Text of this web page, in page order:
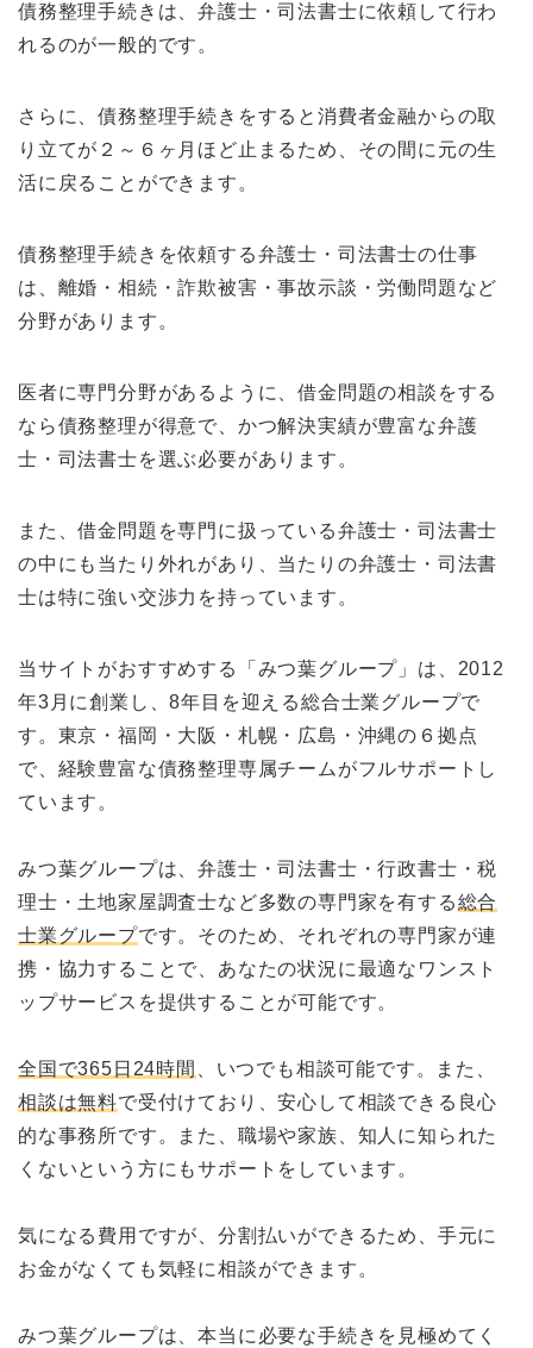
債務整理手続きは、弁護士・司法書士に依頼して行わ
れるのが一般的です。
さらに、債務整理手続きをすると消費者金融からの取
り立てが２～６ヶ月ほど止まるため、その間に元の生
活に戻ることができます。
債務整理手続きを依頼する弁護士・司法書士の仕事
は、離婚・相続・詐欺被害・事故示談・労働問題など
分野があります。
医者に専門分野があるように、借金問題の相談をする
なら債務整理が得意で、かつ解決実績が豊富な弁護
士・司法書士を選ぶ必要があります。
また、借金問題を専門に扱っている弁護士・司法書士
の中にも当たり外れがあり、当たりの弁護士・司法書
士は特に強い交渉力を持っています。
当サイトがおすすめする「みつ葉グループ」は、2012
年3月に創業し、8年目を迎える総合士業グループで
す。東京・福岡・大阪・札幌・広島・沖縄の６拠点
で、経験豊富な債務整理専属チームがフルサポートし
ています。
みつ葉グループは、弁護士・司法書士・行政書士・税
理士・土地家屋調査士など多数の専門家を有する総合
士業グループです。そのため、それぞれの専門家が連
携・協力することで、あなたの状況に最適なワンスト
ップサービスを提供することが可能です。
全国で365日24時間
、いつでも相談可能です。また、
相談は無料で受付けており、安心して相談できる良心
的な事務所です。また、職場や家族、知人に知られた
くないという方にもサポートをしています。
気になる費用ですが、分割払いができるため、手元に
お金がなくても気軽に相談ができます。
みつ葉グループは、本当に必要な手続きを見極めてく